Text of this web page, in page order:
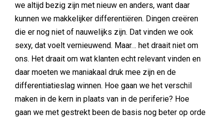
we altijd bezig zijn met nieuw en anders, want daar
kunnen we makkelijker differentiëren. Dingen creëren
die er nog niet of nauwelijks zijn. Dat vinden we ook
sexy, dat voelt vernieuwend. Maar… het draait niet om
ons. Het draait om wat klanten echt relevant vinden en
daar moeten we maniakaal druk mee zijn en de
differentiatieslag winnen. Hoe gaan we het verschil
maken in de kern in plaats van in de periferie? Hoe
gaan we met gestrekt been de basis nog beter op orde